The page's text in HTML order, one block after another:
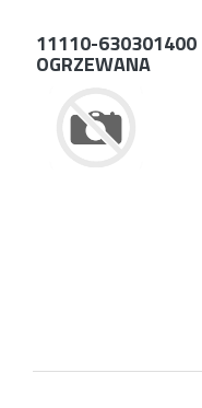
11110-630301400
OGRZEWANA